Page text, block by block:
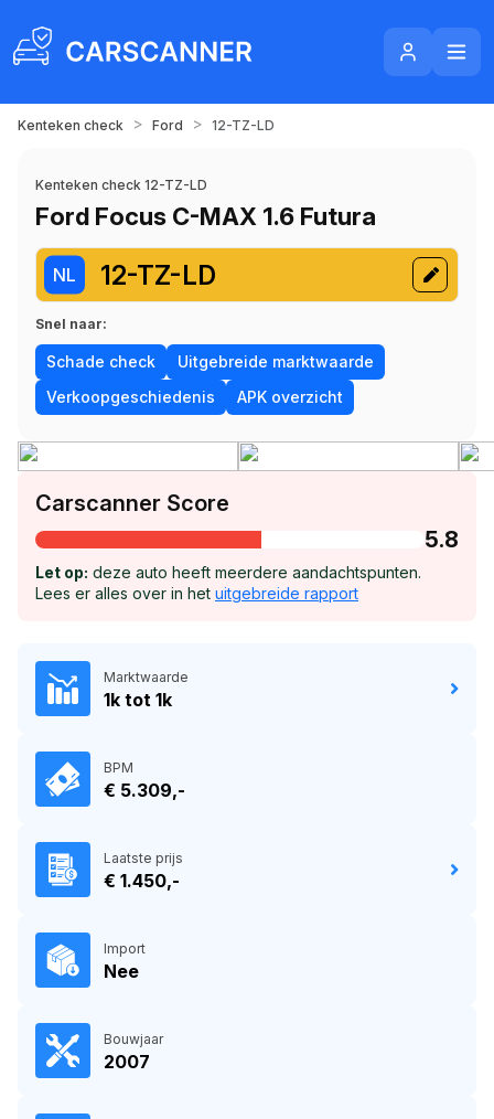
Kenteken check > Ford > 12-TZ-LD
Kenteken check 12-TZ-LD
Ford Focus C-MAX 1.6 Futura
NL 12-TZ-LD
Snel naar:
Schade check
Uitgebreide marktwaarde
Verkoopgeschiedenis
APK overzicht
Carscanner Score
5.8
Let op: deze auto heeft meerdere aandachtspunten.
Lees er alles over in het uitgebreide rapport
Marktwaarde
1k tot 1k
BPM
€ 5.309,-
Laatste prijs
€ 1.450,-
Import
Nee
Bouwjaar
2007